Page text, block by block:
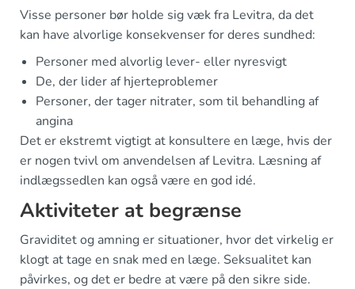
Visse personer bør holde sig væk fra Levitra, da det
kan have alvorlige konsekvenser for deres sundhed:
Personer med alvorlig lever- eller nyresvigt
De, der lider af hjerteproblemer
Personer, der tager nitrater, som til behandling af
angina
Det er ekstremt vigtigt at konsultere en læge, hvis der
er nogen tvivl om anvendelsen af Levitra. Læsning af
indlægssedlen kan også være en god idé.
Aktiviteter at begrænse
Graviditet og amning er situationer, hvor det virkelig er
klogt at tage en snak med en læge. Seksualitet kan
påvirkes, og det er bedre at være på den sikre side.